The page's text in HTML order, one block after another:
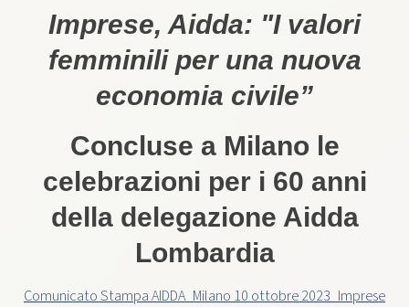
Imprese, Aidda: "I valori
femminili per una nuova
economia civile”
Concluse a Milano le
celebrazioni per i 60 anni
della delegazione Aidda
Lombardia
Comunicato Stampa AIDDA_Milano 10 ottobre 2023_Imprese